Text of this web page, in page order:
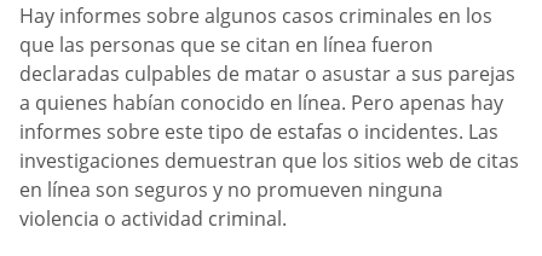
Hay informes sobre algunos casos criminales en los
que las personas que se citan en línea fueron
declaradas culpables de matar o asustar a sus parejas
a quienes habían conocido en línea. Pero apenas hay
informes sobre este tipo de estafas o incidentes. Las
investigaciones demuestran que los sitios web de citas
en línea son seguros y no promueven ninguna
violencia o actividad criminal.